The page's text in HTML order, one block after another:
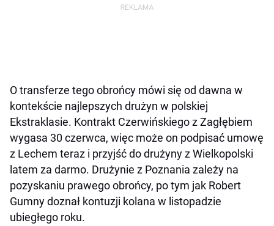
O transferze tego obrońcy mówi się od dawna w
kontekście najlepszych drużyn w polskiej
Ekstraklasie. Kontrakt Czerwińskiego z Zagłębiem
wygasa 30 czerwca, więc może on podpisać umowę
z Lechem teraz i przyjść do drużyny z Wielkopolski
latem za darmo. Drużynie z Poznania zależy na
pozyskaniu prawego obrońcy, po tym jak Robert
Gumny doznał kontuzji kolana w listopadzie
ubiegłego roku.